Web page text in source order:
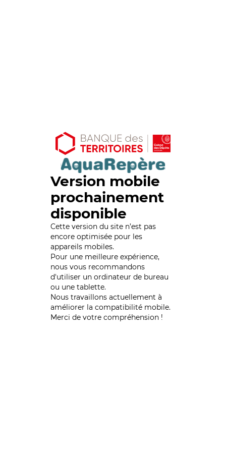
Version mobile
prochainement
disponible
Cette version du site n’est pas
encore optimisée pour les
appareils mobiles.
Pour une meilleure expérience,
nous vous recommandons
d'utiliser un ordinateur de bureau
ou une tablette.
Nous travaillons actuellement à
améliorer la compatibilité mobile.
Merci de votre compréhension !